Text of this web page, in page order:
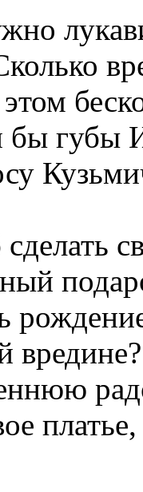
бы губы